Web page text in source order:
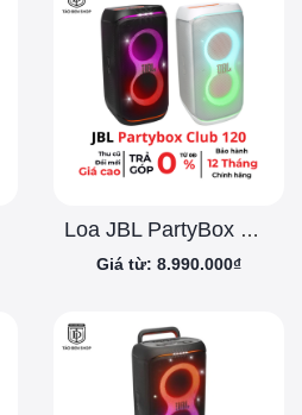
Loa JBL PartyBox Club 120
Giá từ: 8.990.000₫